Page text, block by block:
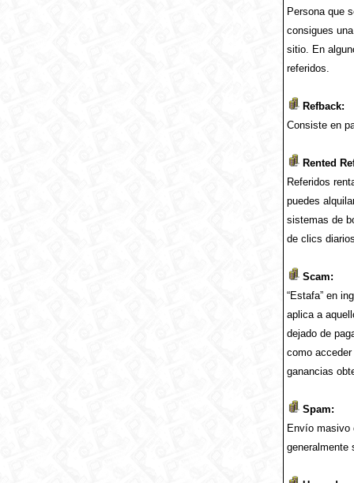
Persona que
consigues
sitio. En
referidos.
Refback:
Consiste en
Rented
Referidos
puedes
sistemas de
de clics
Scam:
“Estafa” en
aplica a
dejado de
como
ganancias
Spam:
Envío masivo
generalmente